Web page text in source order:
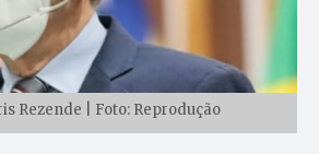
Rezende | Foto: Reprodução